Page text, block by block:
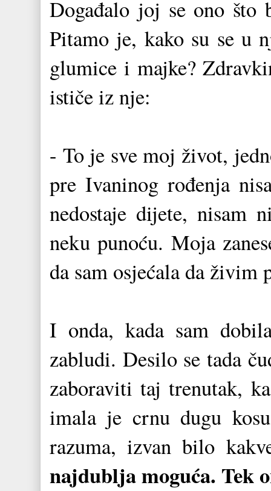
Događalo joj se ono što
Pitamo je, kako su se u
glumice i majke?
ističe iz nje:
- To je sve moj život,
pre Ivaninog rođenja
nedostaje dijete, nisam
neku punoću. Moja
da sam osjećala da
I onda, kada sam
zabludi. Desilo se tada
zaboraviti taj trenutak,
imala je crnu dugu
razuma, izvan bilo
najdublja moguća. Tek